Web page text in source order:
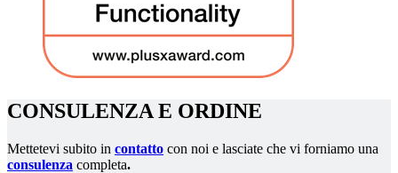
CONSULENZA E ORDINE
Mettetevi subito in contatto con noi e lasciate che vi forniamo una
consulenza completa.